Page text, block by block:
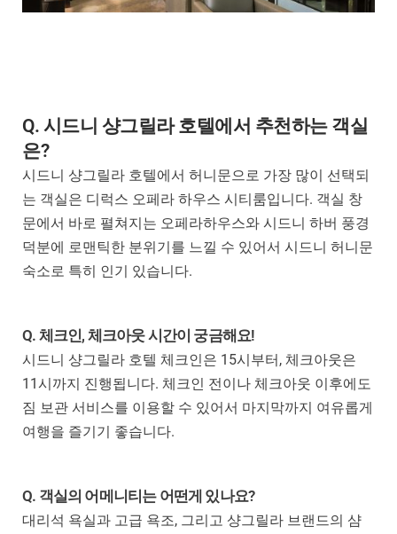
Q. 시드니 샹그릴라 호텔에서 추천하는 객실
은?
시드니 샹그릴라 호텔에서 허니문으로 가장 많이 선택되
는 객실은 디럭스 오페라 하우스 시티룸입니다. 객실 창
문에서 바로 펼쳐지는 오페라하우스와 시드니 하버 풍경
덕분에 로맨틱한 분위기를 느낄 수 있어서 시드니 허니문
숙소로 특히 인기 있습니다.
Q. 체크인, 체크아웃 시간이 궁금해요!
시드니 샹그릴라 호텔 체크인은 15시부터, 체크아웃은
11시까지 진행됩니다. 체크인 전이나 체크아웃 이후에도
짐 보관 서비스를 이용할 수 있어서 마지막까지 여유롭게
여행을 즐기기 좋습니다.
Q. 객실의 어메니티는 어떤게 있나요?
대리석 욕실과 고급 욕조, 그리고 샹그릴라 브랜드의 샴